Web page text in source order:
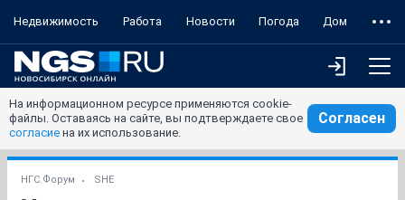
Недвижимость Работа Новости Погода Дом
На информационном ресурсе применяются cookie-
файлы. Оставаясь на сайте, вы подтверждаете свое
согласие на их использование.
Согласен
НГС.Форум SHE